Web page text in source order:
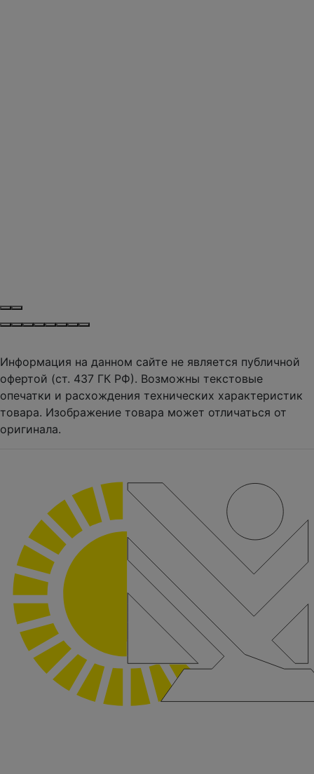
Информация на данном сайте не является публичной
офертой (ст. 437 ГК РФ). Возможны текстовые
опечатки и расхождения технических характеристик
товара. Изображение товара может отличаться от
оригинала.